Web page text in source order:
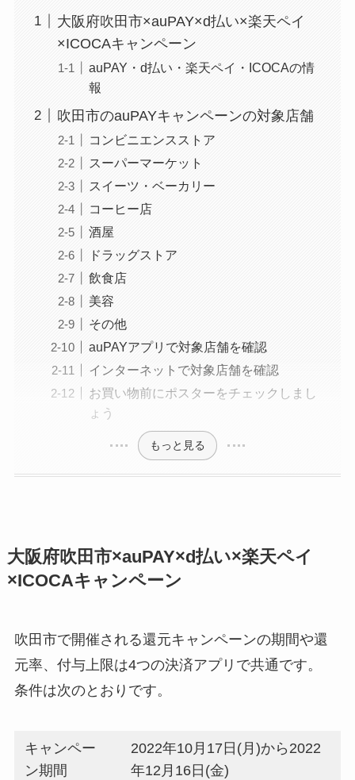
大阪府吹田市×auPAY×d払い×楽天ペイ
×ICOCAキャンペーン
auPAY・d払い・楽天ペイ・ICOCAの情
報
吹田市のauPAYキャンペーンの対象店舗
コンビニエンスストア
スーパーマーケット
スイーツ・ベーカリー
コーヒー店
酒屋
ドラッグストア
飲食店
美容
その他
auPAYアプリで対象店舗を確認
インターネットで対象店舗を確認
お買い物前にポスターをチェックしまし
ょう
もっと見る
大阪府吹田市×auPAY×d払い×楽天ペイ
×ICOCAキャンペーン
吹田市で開催される還元キャンペーンの期間や還
元率、付与上限は4つの決済アプリで共通です。
条件は次のとおりです。
キャンペー
ン期間
2022年10月17日(月)から2022
年12月16日(金)